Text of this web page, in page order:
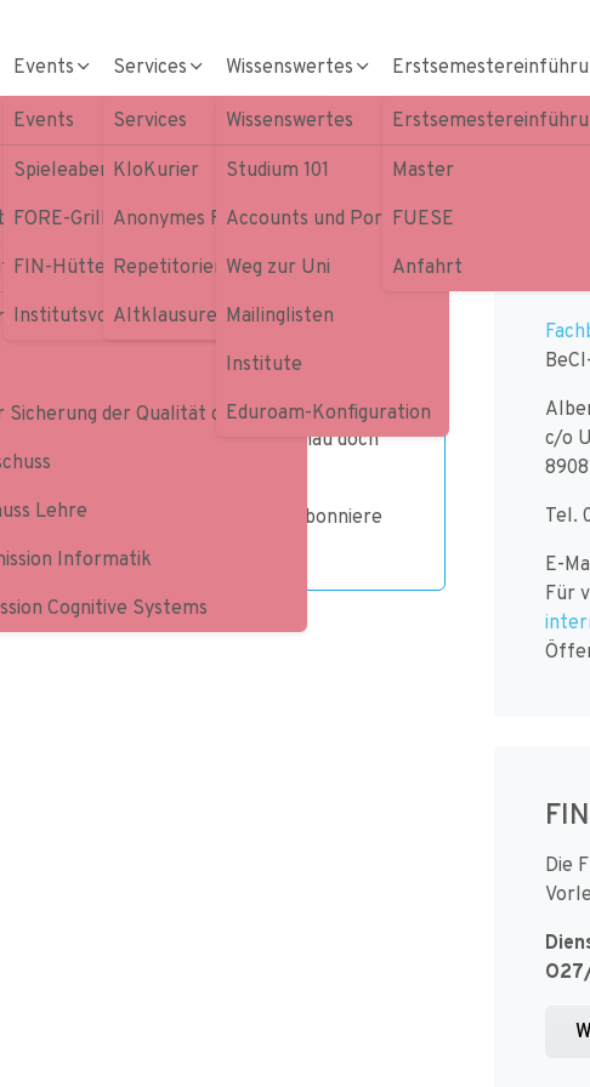
& studentische Vertreter
& studentische Vertreter
der Qualität der Lehre
Lehre
Informatik
Cognitive Systems
Events
Events
Spieleabend
FORE-Grillen
FIN-Hütte
Institutsvorstellungen
Services
Services
KloKurier
Anonymes Feedback
Repetitorien
Altklausuren
Wissenswertes
Wissenswertes
Studium 101
Accounts und Portale
Weg zur Uni
Mailinglisten
Institute
Eduroam-Konfiguration
Master
FUESE
Anfahrt
bist, dann bitte hier entlang.
unserer nächsten FIN-Hütte. Schau doch
sobald mehr bekannt ist, dann abonniere
c/o
Tel.
E-
Für
Die